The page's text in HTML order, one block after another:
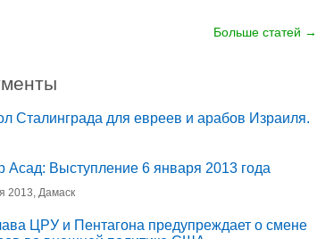
Больше статей →
Сталинграда для евреев и арабов Израиля.
Асад: Выступление 6 января 2013 года
2013, Дамаск
ЦРУ и Пентагона предупреждает о смене